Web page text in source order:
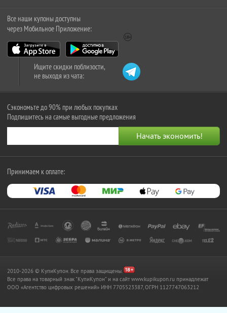
Все наши купоны доступны
через Мобильное Приложение:
Ищите скидки поблизости,
не выходя из чата:
Сэкономьте до 90% при любых покупках
Подпишитесь на самые выгодные предложения
Принимаем к оплате:
2010-2026 © КупиКупон. Все права защищены.
Все права на товарный знак "КупиКупон" и на сайт www.kupikupon.ru принадлежат
OOO «Агентство цифровых решений» ИНН 7705523387, ОГРН 1127747063212